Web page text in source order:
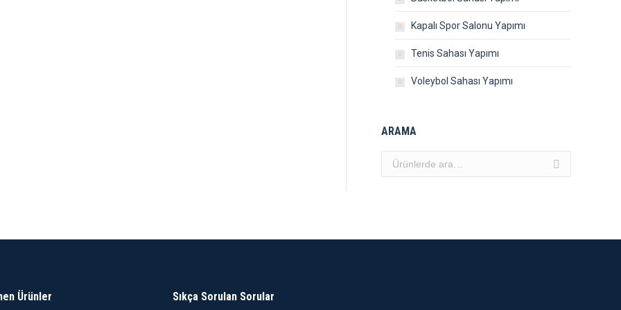
Kapalı Spor Salonu Yapımı
Tenis Sahası Yapımı
Voleybol Sahası Yapımı
ARAMA
Ürünler Sıkça Sorulan Sorular